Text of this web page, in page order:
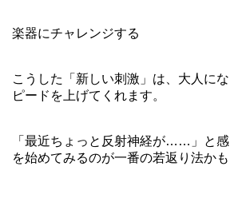
楽器にチャレンジする
こうした「新しい刺激」は、大人に
ピードを上げてくれます。
「最近ちょっと反射神経が……」と
を始めてみるのが一番の若返り法かも